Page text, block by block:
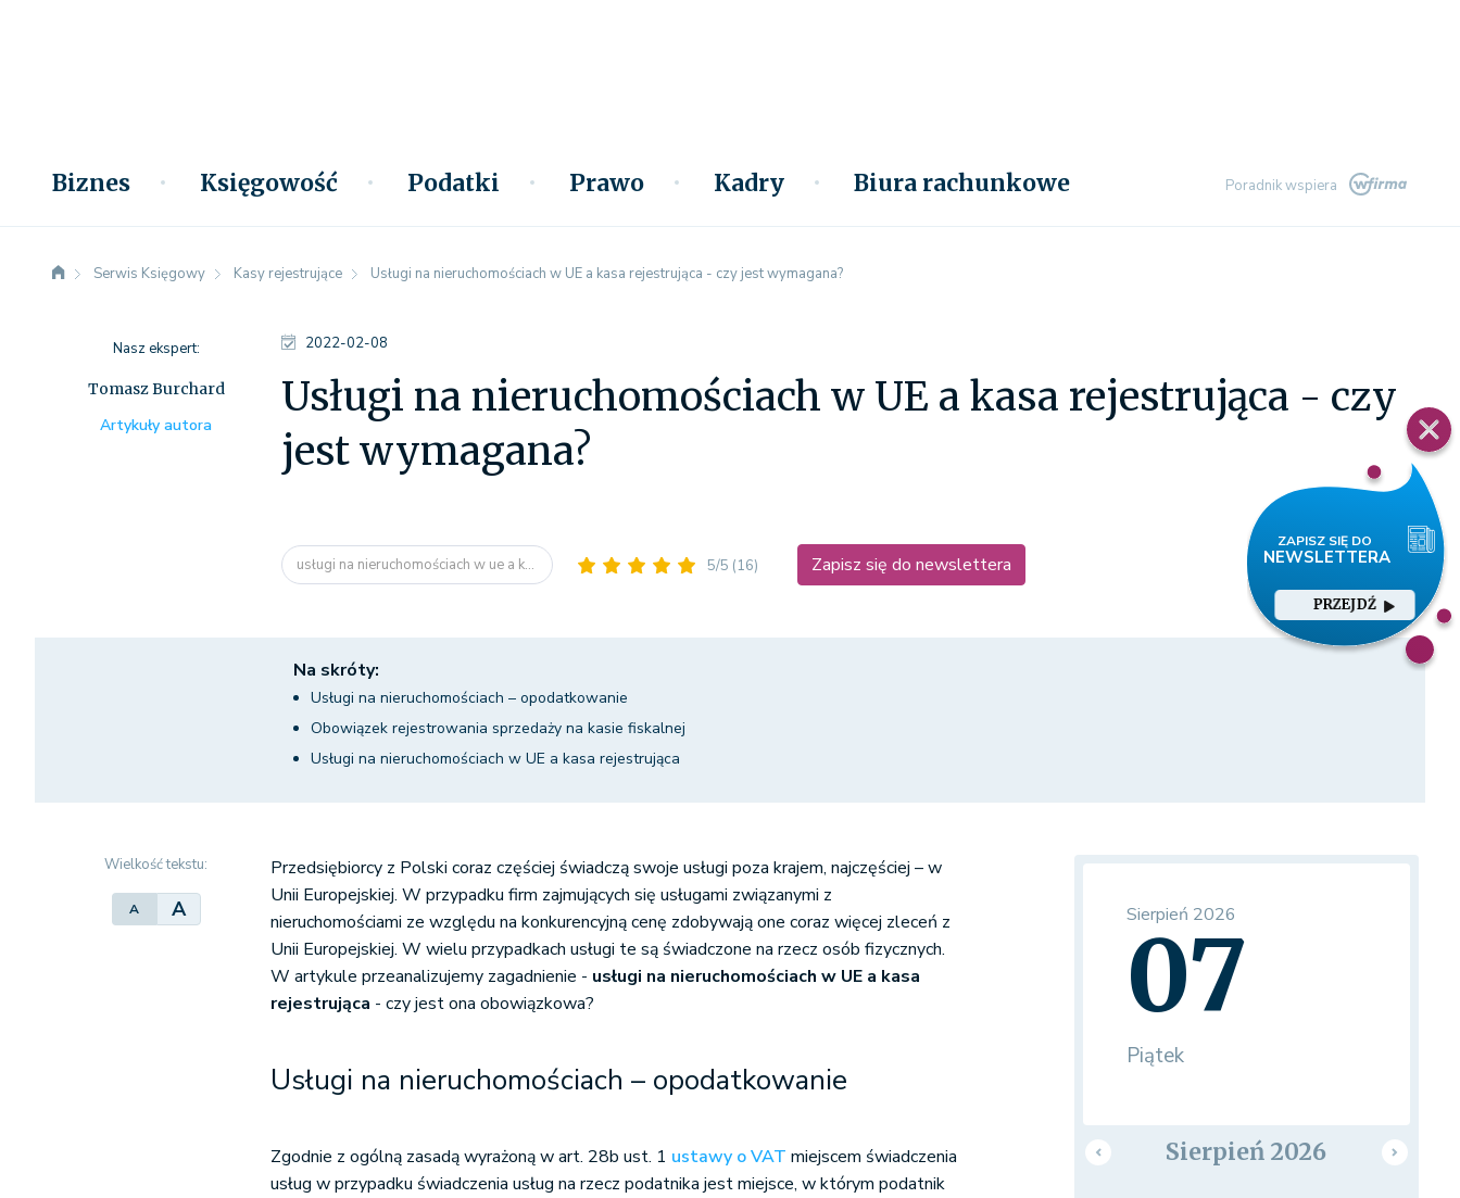
Biznes Księgowość Podatki Prawo Kadry Biura rachunkowe Poradnik wspiera
PRZEJDŹ
Serwis Księgowy Kasy rejestrujące Usługi na nieruchomościach w UE a kasa rejestrująca - czy jest wymagana?
2022-02-08
Usługi na nieruchomościach w UE a kasa rejestrująca - czy
jest wymagana?
usługi na nieruchomościach w ue a k... 5/5 (16) Zapisz się do newslettera
Nasz ekspert:
Tomasz Burchard
Artykuły autora
Na skróty:
Usługi na nieruchomościach – opodatkowanie
Obowiązek rejestrowania sprzedaży na kasie fiskalnej
Usługi na nieruchomościach w UE a kasa rejestrująca
Wielkość tekstu:
A A
Przedsiębiorcy z Polski coraz częściej świadczą swoje usługi poza krajem, najczęściej – w
Unii Europejskiej. W przypadku firm zajmujących się usługami związanymi z
nieruchomościami ze względu na konkurencyjną cenę zdobywają one coraz więcej zleceń z
Unii Europejskiej. W wielu przypadkach usługi te są świadczone na rzecz osób fizycznych.
W artykule przeanalizujemy zagadnienie - usługi na nieruchomościach w UE a kasa
rejestrująca - czy jest ona obowiązkowa?
Usługi na nieruchomościach – opodatkowanie
Zgodnie z ogólną zasadą wyrażoną w art. 28b ust. 1 ustawy o VAT miejscem świadczenia
usług w przypadku świadczenia usług na rzecz podatnika jest miejsce, w którym podatnik
Sierpień 2026
07
Piątek
Sierpień 2026